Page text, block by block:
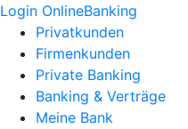
Login OnlineBanking
Privatkunden
Firmenkunden
Private Banking
Banking & Verträge
Meine Bank